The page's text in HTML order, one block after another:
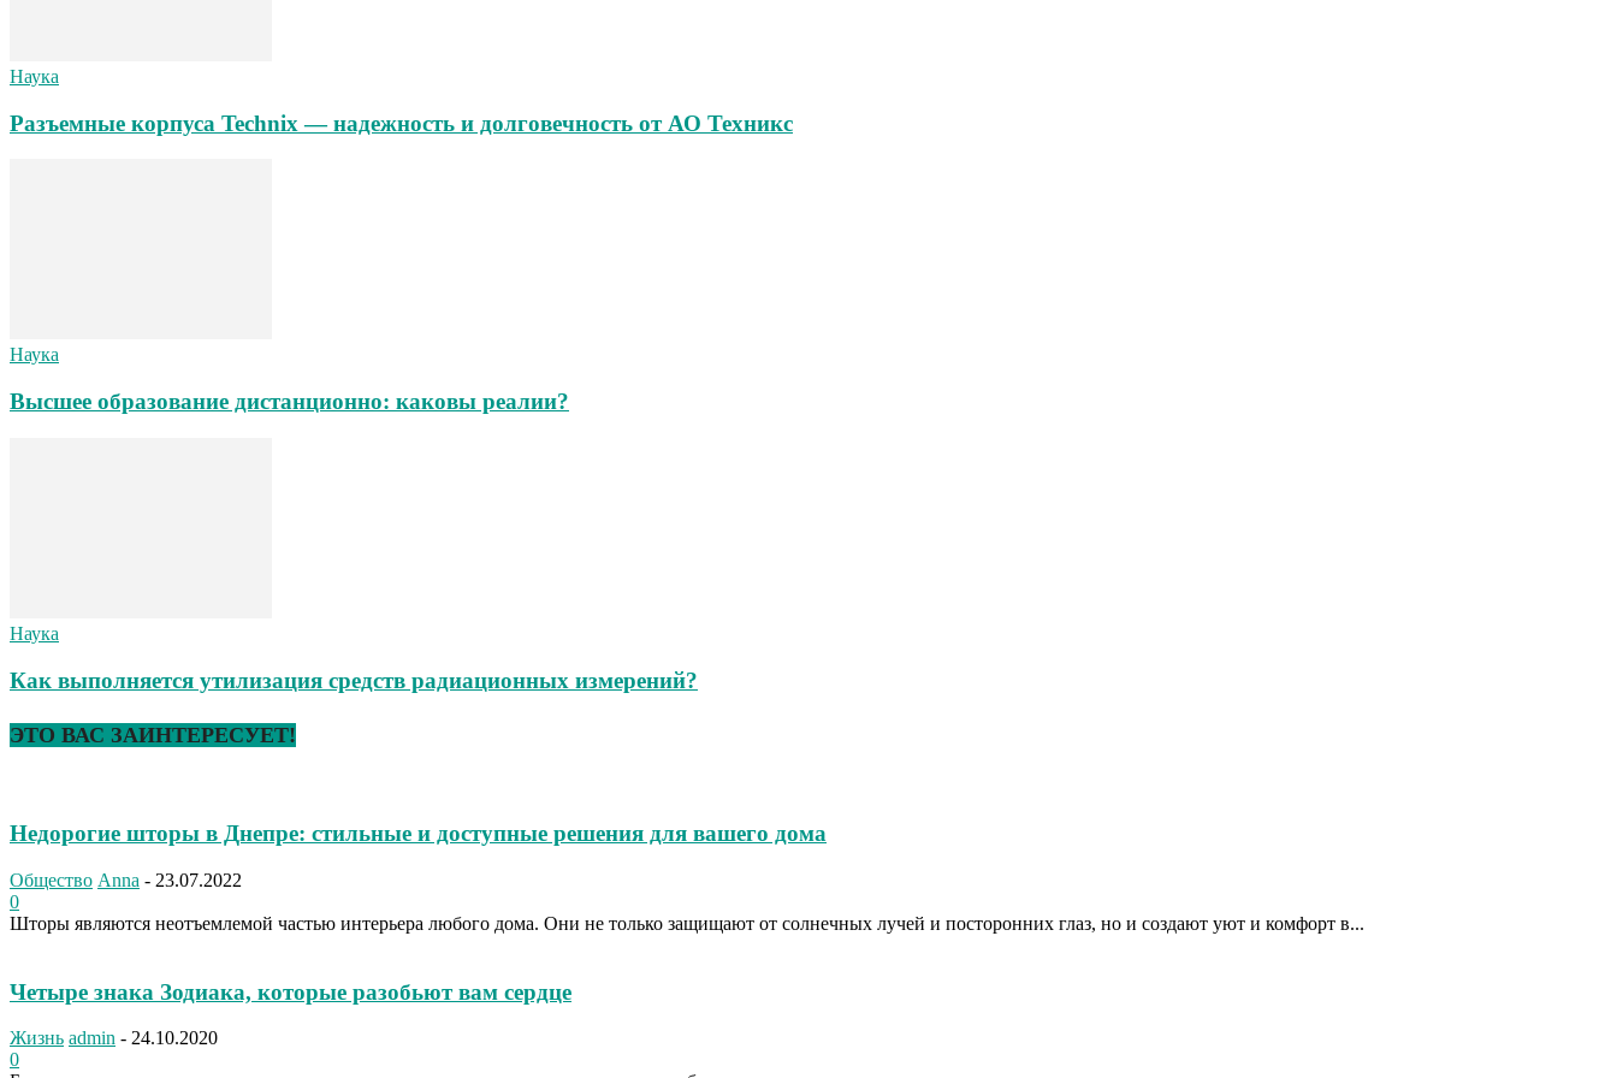
Наука
Разъемные корпуса Technix — надежность и долговечность от АО Техникс
Наука
Высшее образование дистанционно: каковы реалии?
Наука
Как выполняется утилизация средств радиационных измерений?
ЭТО ВАС ЗАИНТЕРЕСУЕТ!
Недорогие шторы в Днепре: стильные и доступные решения для вашего дома
Общество Anna - 23.07.2022
0
Шторы являются неотъемлемой частью интерьера любого дома. Они не только защищают от солнечных лучей и посторонних глаз, но и создают уют и комфорт в...
Четыре знака Зодиака, которые разобьют вам сердце
Жизнь admin - 24.10.2020
0